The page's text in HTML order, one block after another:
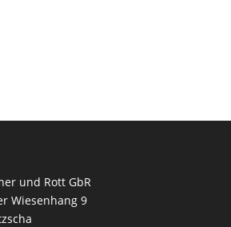
und Rott GbR
Wiesenhang 9